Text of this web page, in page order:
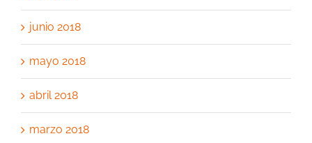
junio 2018
mayo 2018
abril 2018
marzo 2018